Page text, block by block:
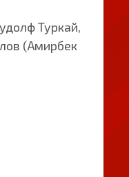
Туркай,
(Амирбек